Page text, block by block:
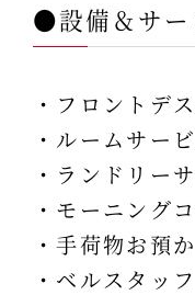
●設備＆サー
・フロントデ
・ルームサー
・ランドリー
・モーニング
・手荷物お預
・ベルスタッフ